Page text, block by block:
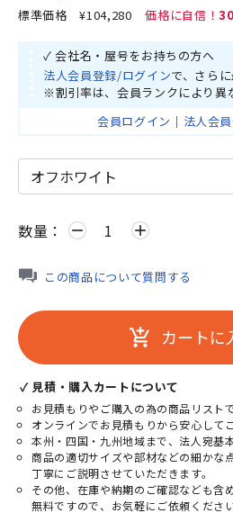
標準価格¥104,280 30
✓ 会社名・屋号をお持ちの方へ
法人会員登録/ログインで、さら
※割引率は、会員ランクにより異
会員ログイン ｜ 法人会
数量： remove add
この商品について質問する
add_shopping_cart カートに
✓ 見積・購入カートについて
お見積もりやご購入の為の商品リストで
オンラインでお見積もりから安心して
本州・四国・九州地域まで、法人宛基
商品の適切サイズや部材などの細かな
丁寧にご説明させていただきます。
その他、在庫や納期のご確認なども含
無料ですので、お気軽にご依頼ください